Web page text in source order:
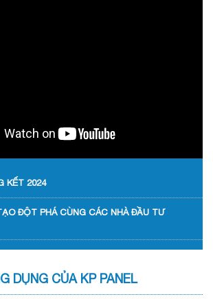
KẾT 2024
ĐỘT PHÁ CÙNG CÁC NHÀ ĐẦU TƯ
CHO CÁC NHÀ ĐẦU TƯ
DỤNG CỦA KP PANEL